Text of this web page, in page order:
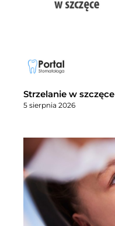
Strzelanie w szczęce
5 sierpnia 2026